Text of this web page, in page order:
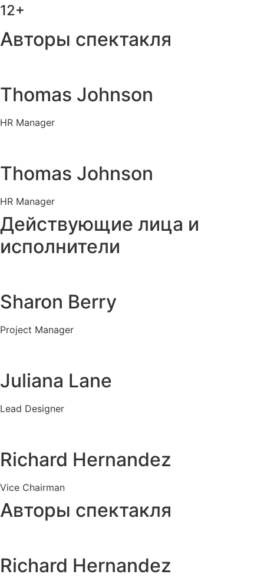
12+
Авторы спектакля
Thomas Johnson
HR Manager
Thomas Johnson
HR Manager
Действующие лица и
исполнители
Sharon Berry
Project Manager
Juliana Lane
Lead Designer
Richard Hernandez
Vice Chairman
Авторы спектакля
Richard Hernandez